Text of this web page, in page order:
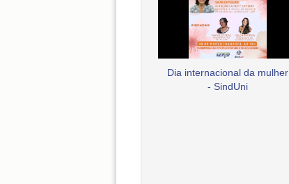
Dia internacional da mulher
- SindUni